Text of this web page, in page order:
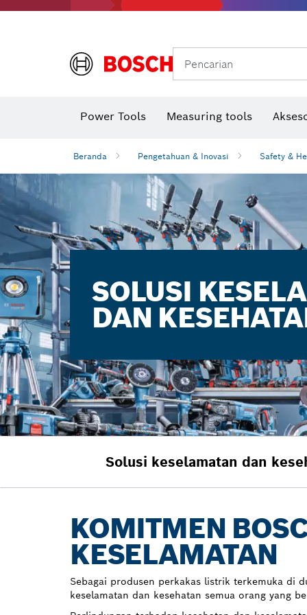
Pencarian
Power Tools Measuring tools
Beranda Pengetahuan & Inovasi Safety &
SOLUSI
DAN
Solusi keselamatan dan
KOMITMEN
KESELAMATAN
Sebagai produsen perkakas listrik terkemuka di
keselamatan dan kesehatan semua orang yang